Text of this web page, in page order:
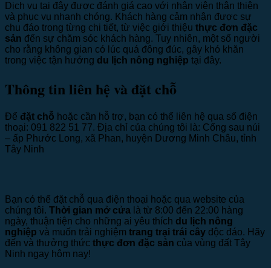
Dịch vụ tại đây được đánh giá cao với nhân viên thân thiện
và phục vụ nhanh chóng. Khách hàng cảm nhận được sự
chu đáo trong từng chi tiết, từ việc giới thiệu thực đơn đặc
sản đến sự chăm sóc khách hàng. Tuy nhiên, một số người
cho rằng không gian có lúc quá đông đúc, gây khó khăn
trong việc tận hưởng du lịch nông nghiệp tại đây.
Thông tin liên hệ và đặt chỗ
Để đặt chỗ hoặc cần hỗ trợ, bạn có thể liên hệ qua số điện
thoại: 091 822 51 77. Địa chỉ của chúng tôi là: Cổng sau núi
– ấp Phước Long, xã Phan, huyện Dương Minh Châu, tỉnh
Tây Ninh
Bạn có thể đặt chỗ qua điện thoại hoặc qua website của
chúng tôi. Thời gian mở cửa là từ 8:00 đến 22:00 hàng
ngày, thuận tiện cho những ai yêu thích du lịch nông
nghiệp và muốn trải nghiệm trang trại trái cây độc đáo. Hãy
đến và thưởng thức thực đơn đặc sản của vùng đất Tây
Ninh ngay hôm nay!